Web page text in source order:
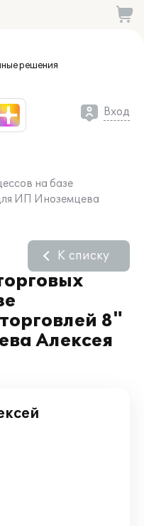
решения
Вход
на базе
ИП Иноземцева
8"
Алексея
К списку